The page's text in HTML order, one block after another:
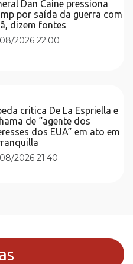
Dan Caine pressiona
por saída da guerra com
dizem fontes
2026 22:00
critica De La Espriella e
de “agente dos
dos EUA” em ato em
2026 21:40